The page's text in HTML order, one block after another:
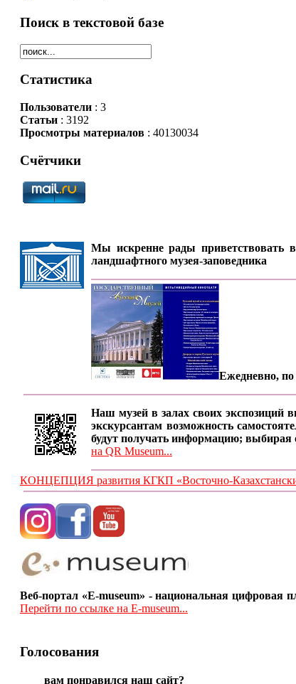
Поиск в текстовой базе
Статистика
Пользователи: 3
Статьи: 3192
Просмотры материалов: 40130034
Счётчики
Мы искренне рады приветствовать
ландшафтного музея-заповедника
Ежедневно, по
Наш музей в залах своих экспозиций
экскурсантам возможность
будут получать информацию; выбирая
на QR Museum...
КОНЦЕПЦИЯ развития КГКП «Восточно-
Веб-портал «E-museum» - национальная цифровая
Перейти по ссылке на E-museum...
Голосования
вам понравился наш сайт?